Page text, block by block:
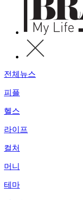
전체뉴스
피플
헬스
라이프
컬처
머니
테마